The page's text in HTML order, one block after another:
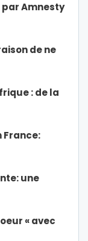
Amnesty
de ne
: de la
France:
une
« avec